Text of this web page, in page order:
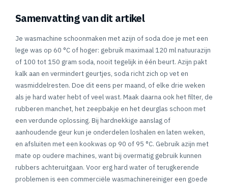
Samenvatting van dit artikel
Je wasmachine schoonmaken met azijn of soda doe je met een
lege was op 60 °C of hoger: gebruik maximaal 120 ml natuurazijn
of 100 tot 150 gram soda, nooit tegelijk in één beurt. Azijn pakt
kalk aan en vermindert geurtjes, soda richt zich op vet en
wasmiddelresten. Doe dit eens per maand, of elke drie weken
als je hard water hebt of veel wast. Maak daarna ook het filter, de
rubberen manchet, het zeepbakje en het deurglas schoon met
een verdunde oplossing. Bij hardnekkige aanslag of
aanhoudende geur kun je onderdelen loshalen en laten weken,
en afsluiten met een kookwas op 90 of 95 °C. Gebruik azijn met
mate op oudere machines, want bij overmatig gebruik kunnen
rubbers achteruitgaan. Voor erg hard water of terugkerende
problemen is een commerciële wasmachinereiniger een goede